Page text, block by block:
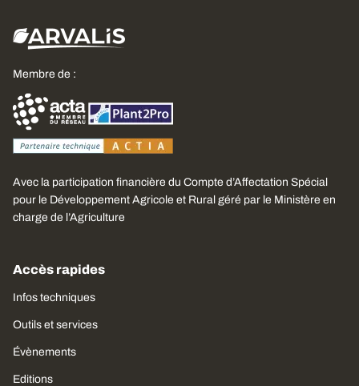
Membre de :
Avec la participation financière du Compte d’Affectation Spécial
pour le Développement Agricole et Rural géré par le Ministère en
charge de l’Agriculture
Accès rapides
Infos techniques
Outils et services
Évènements
Editions